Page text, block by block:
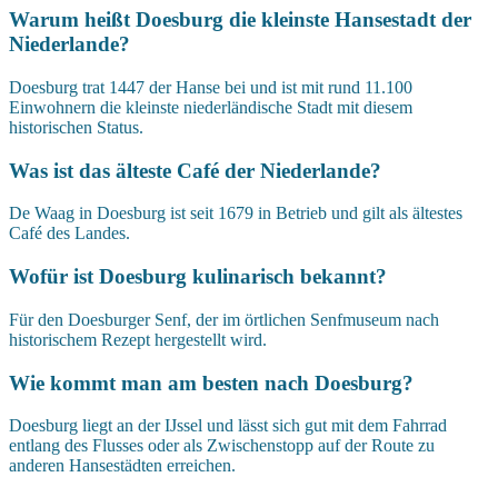
Warum heißt Doesburg die kleinste Hansestadt der
Niederlande?
Doesburg trat 1447 der Hanse bei und ist mit rund 11.100
Einwohnern die kleinste niederländische Stadt mit diesem
historischen Status.
Was ist das älteste Café der Niederlande?
De Waag in Doesburg ist seit 1679 in Betrieb und gilt als ältestes
Café des Landes.
Wofür ist Doesburg kulinarisch bekannt?
Für den Doesburger Senf, der im örtlichen Senfmuseum nach
historischem Rezept hergestellt wird.
Wie kommt man am besten nach Doesburg?
Doesburg liegt an der IJssel und lässt sich gut mit dem Fahrrad
entlang des Flusses oder als Zwischenstopp auf der Route zu
anderen Hansestädten erreichen.